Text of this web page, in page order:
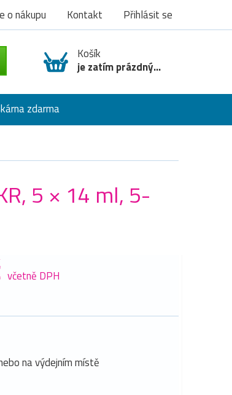
o nákupu Kontakt Přihlásit se
Košík
je zatím prázdný...
zdarma
5 × 14 ml, 5-
včetně DPH
na výdejním místě